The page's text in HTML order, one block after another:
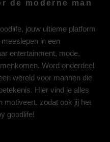
de moderne man
jouw ultieme platform
in een
entertainment, mode,
Word onderdeel
wereld voor mannen die
Hier vind je alles
motiveert, zodat ook jij het
goodlife!